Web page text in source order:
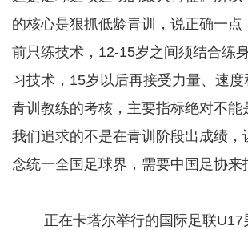
的核心是狠抓低龄青训，说正确一点
前只练技术，12-15岁之间须结合练
习技术，15岁以后再接受力量、速
青训教练的考核，主要指标绝对不
我们追求的不是在青训阶段出成绩，
念统一全国足球界，需要中国足协来
正在卡塔尔举行的国际足联U17